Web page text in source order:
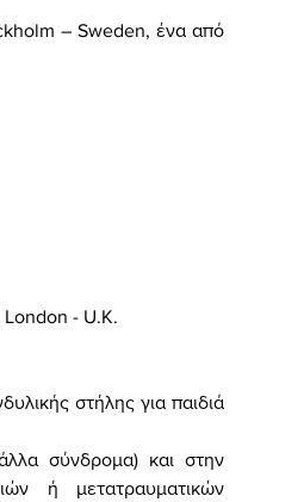
– Sweden, ένα από
- U.K.
στήλης για παιδιά
σύνδρομα) και στην
ή μετατραυματικών